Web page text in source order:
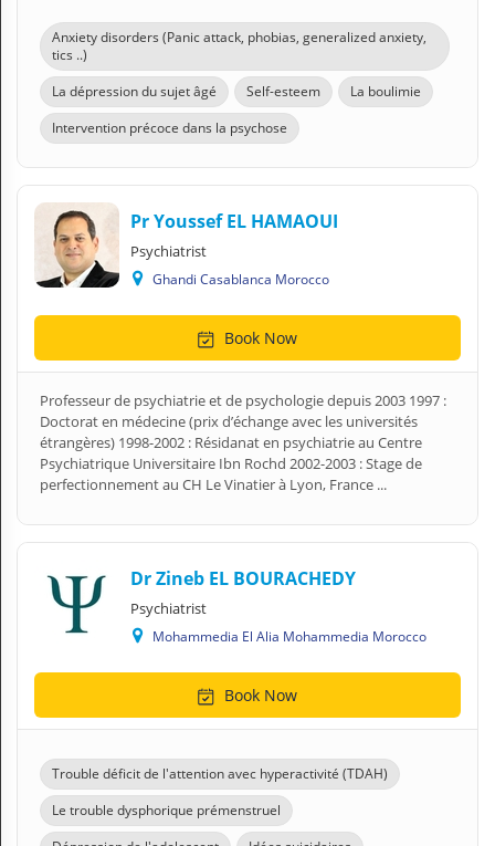
Anxiety disorders (Panic attack, phobias, generalized anxiety,
tics ..)
La dépression du sujet âgé
Self-esteem
La boulimie
Intervention précoce dans la psychose
Pr Youssef EL HAMAOUI
Psychiatrist
Ghandi Casablanca Morocco
Book Now
Professeur de psychiatrie et de psychologie depuis 2003 1997 :
Doctorat en médecine (prix d’échange avec les universités
étrangères) 1998-2002 : Résidanat en psychiatrie au Centre
Psychiatrique Universitaire Ibn Rochd 2002-2003 : Stage de
perfectionnement au CH Le Vinatier à Lyon, France ...
Dr Zineb EL BOURACHEDY
Psychiatrist
Mohammedia El Alia Mohammedia Morocco
Book Now
Trouble déficit de l'attention avec hyperactivité (TDAH)
Le trouble dysphorique prémenstruel